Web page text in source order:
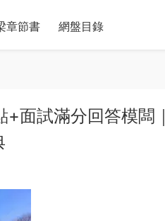
章節書 網盤目錄
面試滿分回答模闆